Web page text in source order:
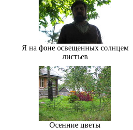
Я на фоне освещенных солнцем
листьев
Осенние цветы